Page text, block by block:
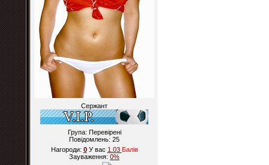
Сержант
Група: Перевірені
Повідомлень: 25
Нагороди: 0У вас 1.03 Балiв
Зауваження: 0%